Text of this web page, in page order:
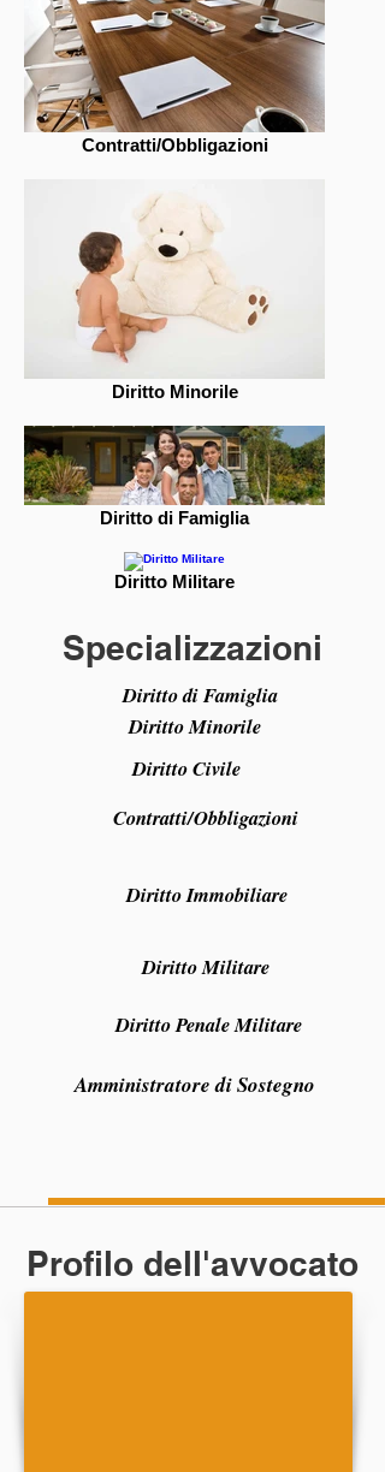
Specializzazioni
Profilo dell'avvocato
Diritto di Famiglia
Diritto Minorile
Diritto Civile
Contratti/Obbligazioni
Diritto Immobiliare
Diritto Militare
Diritto Penale Militare
Contratti/Obbligazioni
Diritto Minorile
Diritto di Famiglia
Diritto Militare
Amministratore di Sostegno